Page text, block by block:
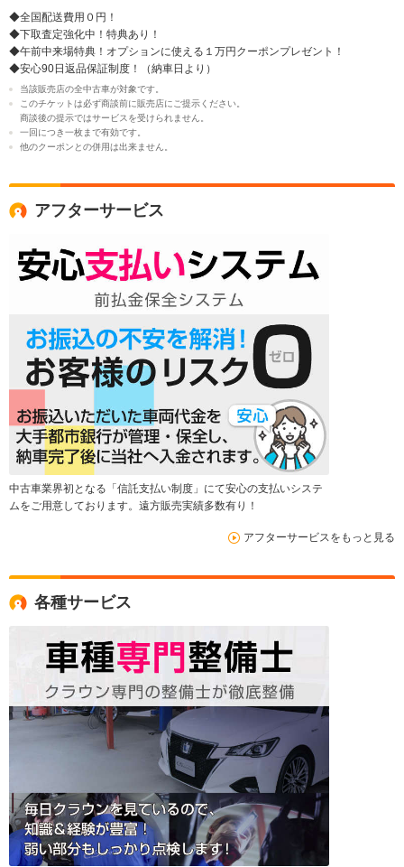
◆全国配送費用０円！
◆下取査定強化中！特典あり！
◆午前中来場特典！オプションに使える１万円クーポンプレゼント！
◆安心90日返品保証制度！（納車日より）
当該販売店の全中古車が対象です。
このチケットは必ず商談前に販売店にご提示ください。
商談後の提示ではサービスを受けられません。
一回につき一枚まで有効です。
他のクーポンとの併用は出来ません。
アフターサービス
中古車業界初となる「信託支払い制度」にて安心の支払いシステ
ムをご用意しております。遠方販売実績多数有り！
アフターサービスをもっと見る
各種サービス